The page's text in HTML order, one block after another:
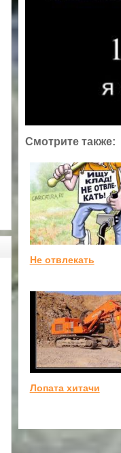
Смотрите также:
Не отвлекать
Лопата хитачи